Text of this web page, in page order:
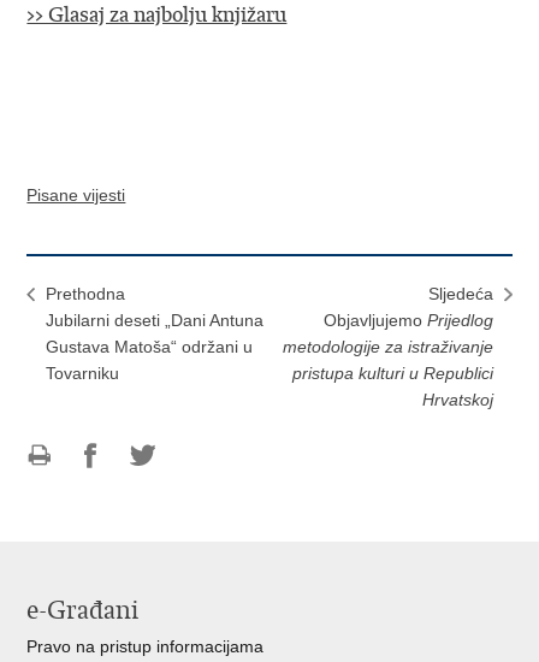
>> Glasaj za najbolju knjižaru
Pisane vijesti
Prethodna
Jubilarni deseti „Dani Antuna
Gustava Matoša“ održani u
Tovarniku
Sljedeća
Objavljujemo Prijedlog
metodologije za istraživanje
pristupa kulturi u Republici
Hrvatskoj
e-Građani
Pravo na pristup informacijama